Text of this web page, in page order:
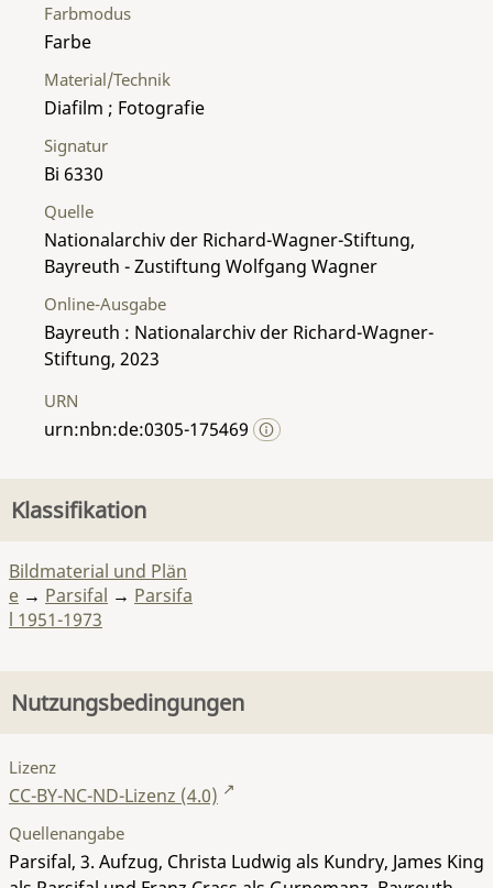
Material/Technik
Diafilm ; Fotografie
Farbmodus
Farbe
Signatur
Bi 6330
Quelle
Nationalarchiv der Richard-Wagner-Stiftung,
Bayreuth - Zustiftung Wolfgang Wagner
Online-Ausgabe
Bayreuth : Nationalarchiv der Richard-Wagner-
Stiftung, 2023
URN
urn:nbn:de:0305-175469
Klassifikation
Bildmaterial und Plän
e → Parsifal → Parsifa
l 1951-1973
Nutzungsbedingungen
Lizenz
CC-BY-NC-ND-Lizenz (4.0)
Quellenangabe
Parsifal, 3. Aufzug, Christa Ludwig als Kundry, James King